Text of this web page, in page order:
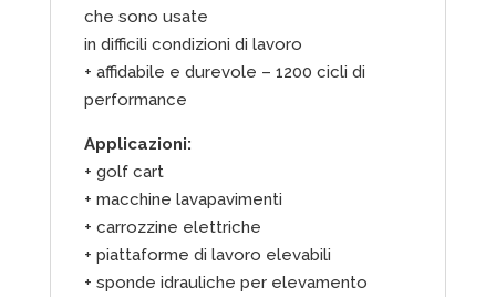
che sono usate
in difficili condizioni di lavoro
+ affidabile e durevole – 1200 cicli di
performance
Applicazioni:
+ golf cart
+ macchine lavapavimenti
+ carrozzine elettriche
+ piattaforme di lavoro elevabili
+ sponde idrauliche per elevamento